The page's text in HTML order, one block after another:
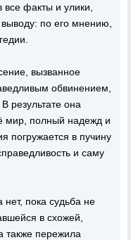
факты и улики,
по его мнению,
вызванное
обвинением,
результате она
мир, полный надежд и
погружается в пучину
и саму
нет, пока судьба не
в схожей,
также пережила